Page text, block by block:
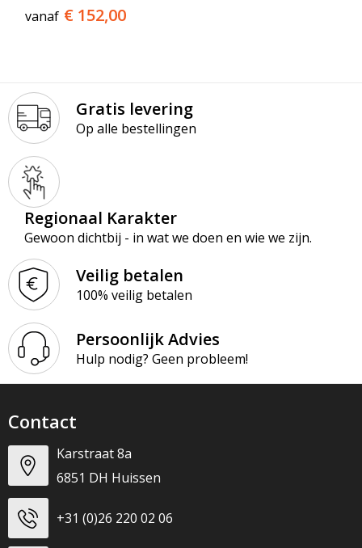
vanaf € 152,00
Gratis levering
Op alle bestellingen
Regionaal Karakter
Gewoon dichtbij - in wat we doen en wie we zijn.
Veilig betalen
100% veilig betalen
Persoonlijk Advies
Hulp nodig? Geen probleem!
Contact
Karstraat 8a
6851 DH Huissen
+31 (0)26 220 02 06